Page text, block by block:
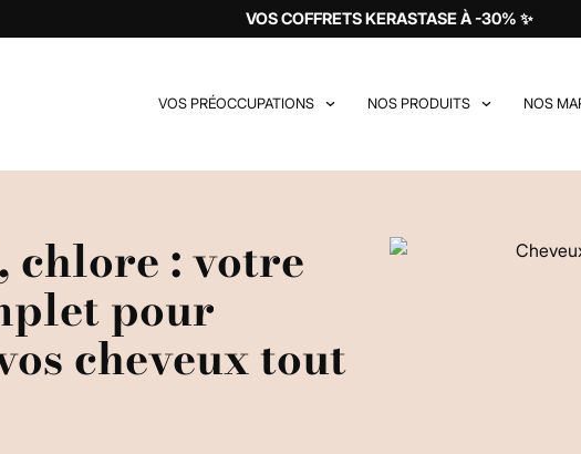
VOS COFFRETS KERASTASE À -30% ✨
VOS PRÉOCCUPATIONS NOS PRODUITS NOS
chlore : votre
pour
cheveux tout